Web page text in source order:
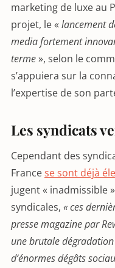
marketing de luxe au
projet, le « lancement
media fortement
terme», selon le
s’appuiera sur la
l’expertise de son
Les syndicats
Cependant des
Francese sont déjà
jugent « inadmissible
syndicales, « ces
presse magazine par
une brutale
d’énormes dégâts